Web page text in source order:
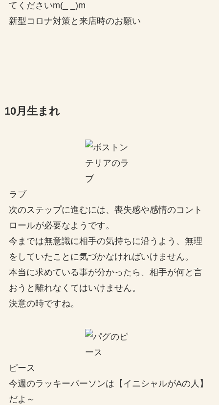
てくださいm(_ _)m
新型コロナ対策と来店時のお願い
10月生まれ
ラブ
次のステップに進むには、喪失感や感情のコント
ロールが必要なようです。
今までは無意識に相手の気持ちに沿うよう、無理
をしていたことに気づかなければいけません。
本当に求めている事が分かったら、相手が何と言
おうと離れなくてはいけません。
決意の時ですね。
ピース
今週のラッキーパーソンは【イニシャルがAの人】
だよ～